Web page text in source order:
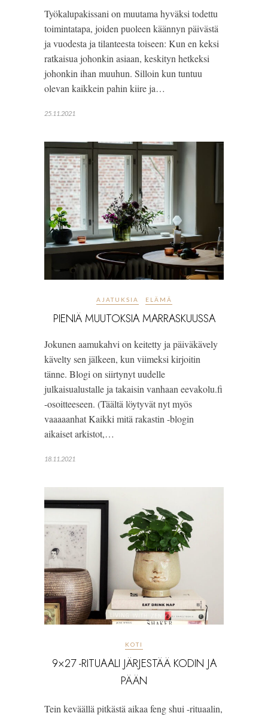
Työkalupakissani on muutama hyväksi todettu
toimintatapa, joiden puoleen käännyn päivästä
ja vuodesta ja tilanteesta toiseen: Kun en keksi
ratkaisua johonkin asiaan, keskityn hetkeksi
johonkin ihan muuhun. Silloin kun tuntuu
olevan kaikkein pahin kiire ja…
25.11.2021
AJATUKSIA ELÄMÄ
PIENIÄ MUUTOKSIA MARRASKUUSSA
Jokunen aamukahvi on keitetty ja päiväkävely
kävelty sen jälkeen, kun viimeksi kirjoitin
tänne. Blogi on siirtynyt uudelle
julkaisualustalle ja takaisin vanhaan eevakolu.fi
-osoitteeseen. (Täältä löytyvät nyt myös
vaaaaanhat Kaikki mitä rakastin -blogin
aikaiset arkistot,…
18.11.2021
KOTI
9×27 -RITUAALI JÄRJESTÄÄ KODIN JA
PÄÄN
Tein keväällä pitkästä aikaa feng shui -rituaalin,